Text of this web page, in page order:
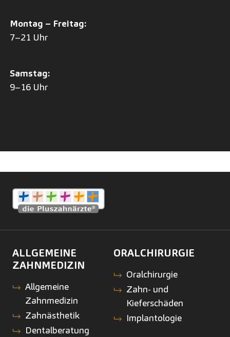
Montag – Freitag:
7–21 Uhr
Samstag:
9–16 Uhr
ALLGEMEINE
ZAHNMEDIZIN
Allgemeine
Zahnmedizin
Zahnästhetik
Dentalberatung
ORALCHIRURGIE
Oralchirurgie
Zahn- und
Kieferschäden
Implantologie